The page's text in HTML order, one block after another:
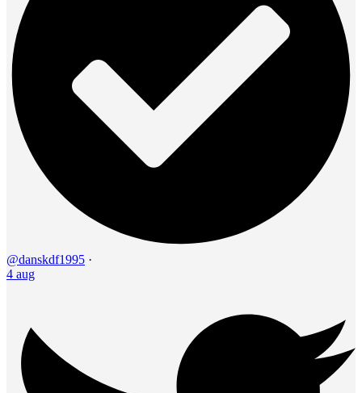
@danskdf1995 ·
4 aug